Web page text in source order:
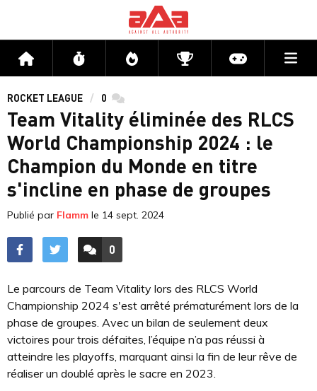
Accueil Flux Directs CompétitionsActu jeux
ROCKET LEAGUE 0 commentaires
Team Vitality éliminée des RLCS
World Championship 2024 : le
Champion du Monde en titre
s'incline en phase de groupes
Publié par Flamm le 14 sept. 2024
ACCÉDER AUX
0
COMMENTAIRES
Le parcours de Team Vitality lors des RLCS World
Championship 2024 s'est arrêté prématurément lors de la
phase de groupes. Avec un bilan de seulement deux
victoires pour trois défaites, l’équipe n’a pas réussi à
atteindre les playoffs, marquant ainsi la fin de leur rêve de
réaliser un doublé après le sacre en 2023.